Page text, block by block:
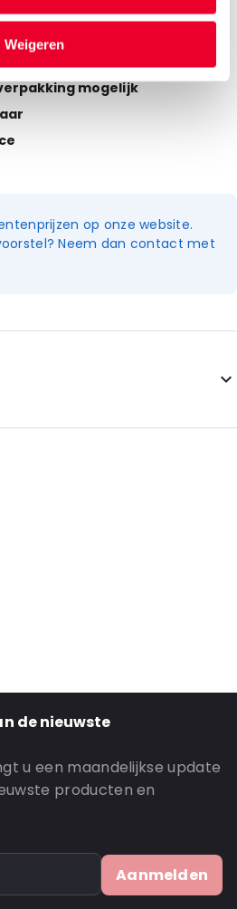
Weigeren
voor al uw
mogelijk
op onze website.
Neem dan contact met
de nieuwste
u een maandelijkse update
producten en
Aanmelden